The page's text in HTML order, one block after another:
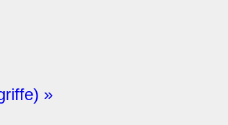
»